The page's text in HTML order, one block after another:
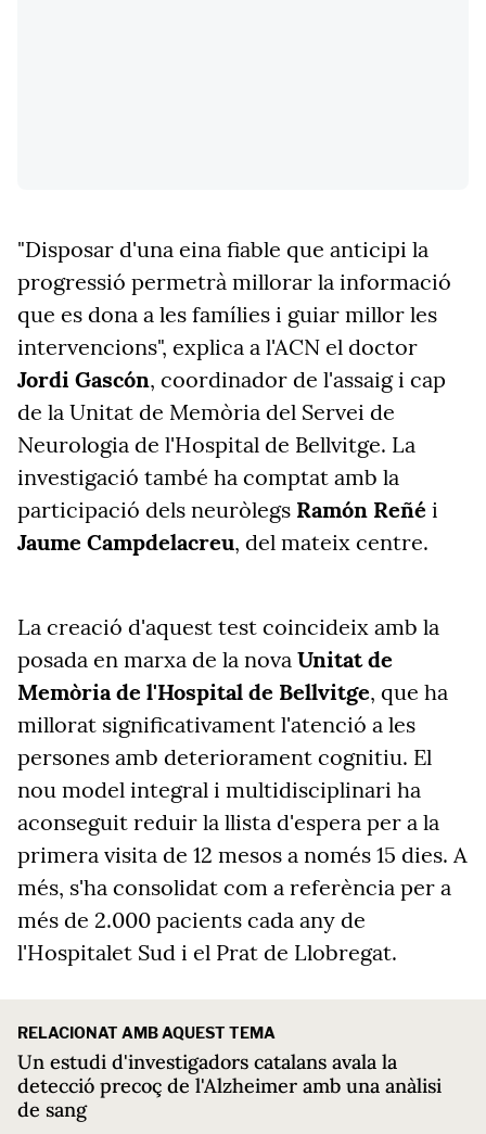
"Disposar d'una eina fiable que anticipi la
progressió permetrà millorar la informació
que es dona a les famílies i guiar millor les
intervencions", explica a l'ACN el doctor
Jordi Gascón, coordinador de l'assaig i cap
de la Unitat de Memòria del Servei de
Neurologia de l'Hospital de Bellvitge. La
investigació també ha comptat amb la
participació dels neuròlegs Ramón Reñé i
Jaume Campdelacreu, del mateix centre.
La creació d'aquest test coincideix amb la
posada en marxa de la nova Unitat de
Memòria de l'Hospital de Bellvitge, que ha
millorat significativament l'atenció a les
persones amb deteriorament cognitiu. El
nou model integral i multidisciplinari ha
aconseguit reduir la llista d'espera per a la
primera visita de 12 mesos a només 15 dies. A
més, s'ha consolidat com a referència per a
més de 2.000 pacients cada any de
l'Hospitalet Sud i el Prat de Llobregat.
RELACIONAT AMB AQUEST TEMA
Un estudi d'investigadors catalans avala la
detecció precoç de l'Alzheimer amb una anàlisi
de sang